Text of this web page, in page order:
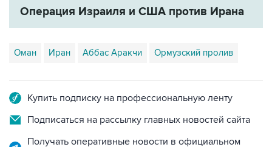
Операция Израиля и США против Ирана
Оман Иран Аббас Аракчи Ормузский пролив
Купить подписку на профессиональную ленту
Подписаться на рассылку главных новостей сайта
Получать оперативные новости в официальном